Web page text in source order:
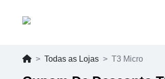
Todas as Lojas T3 Micro